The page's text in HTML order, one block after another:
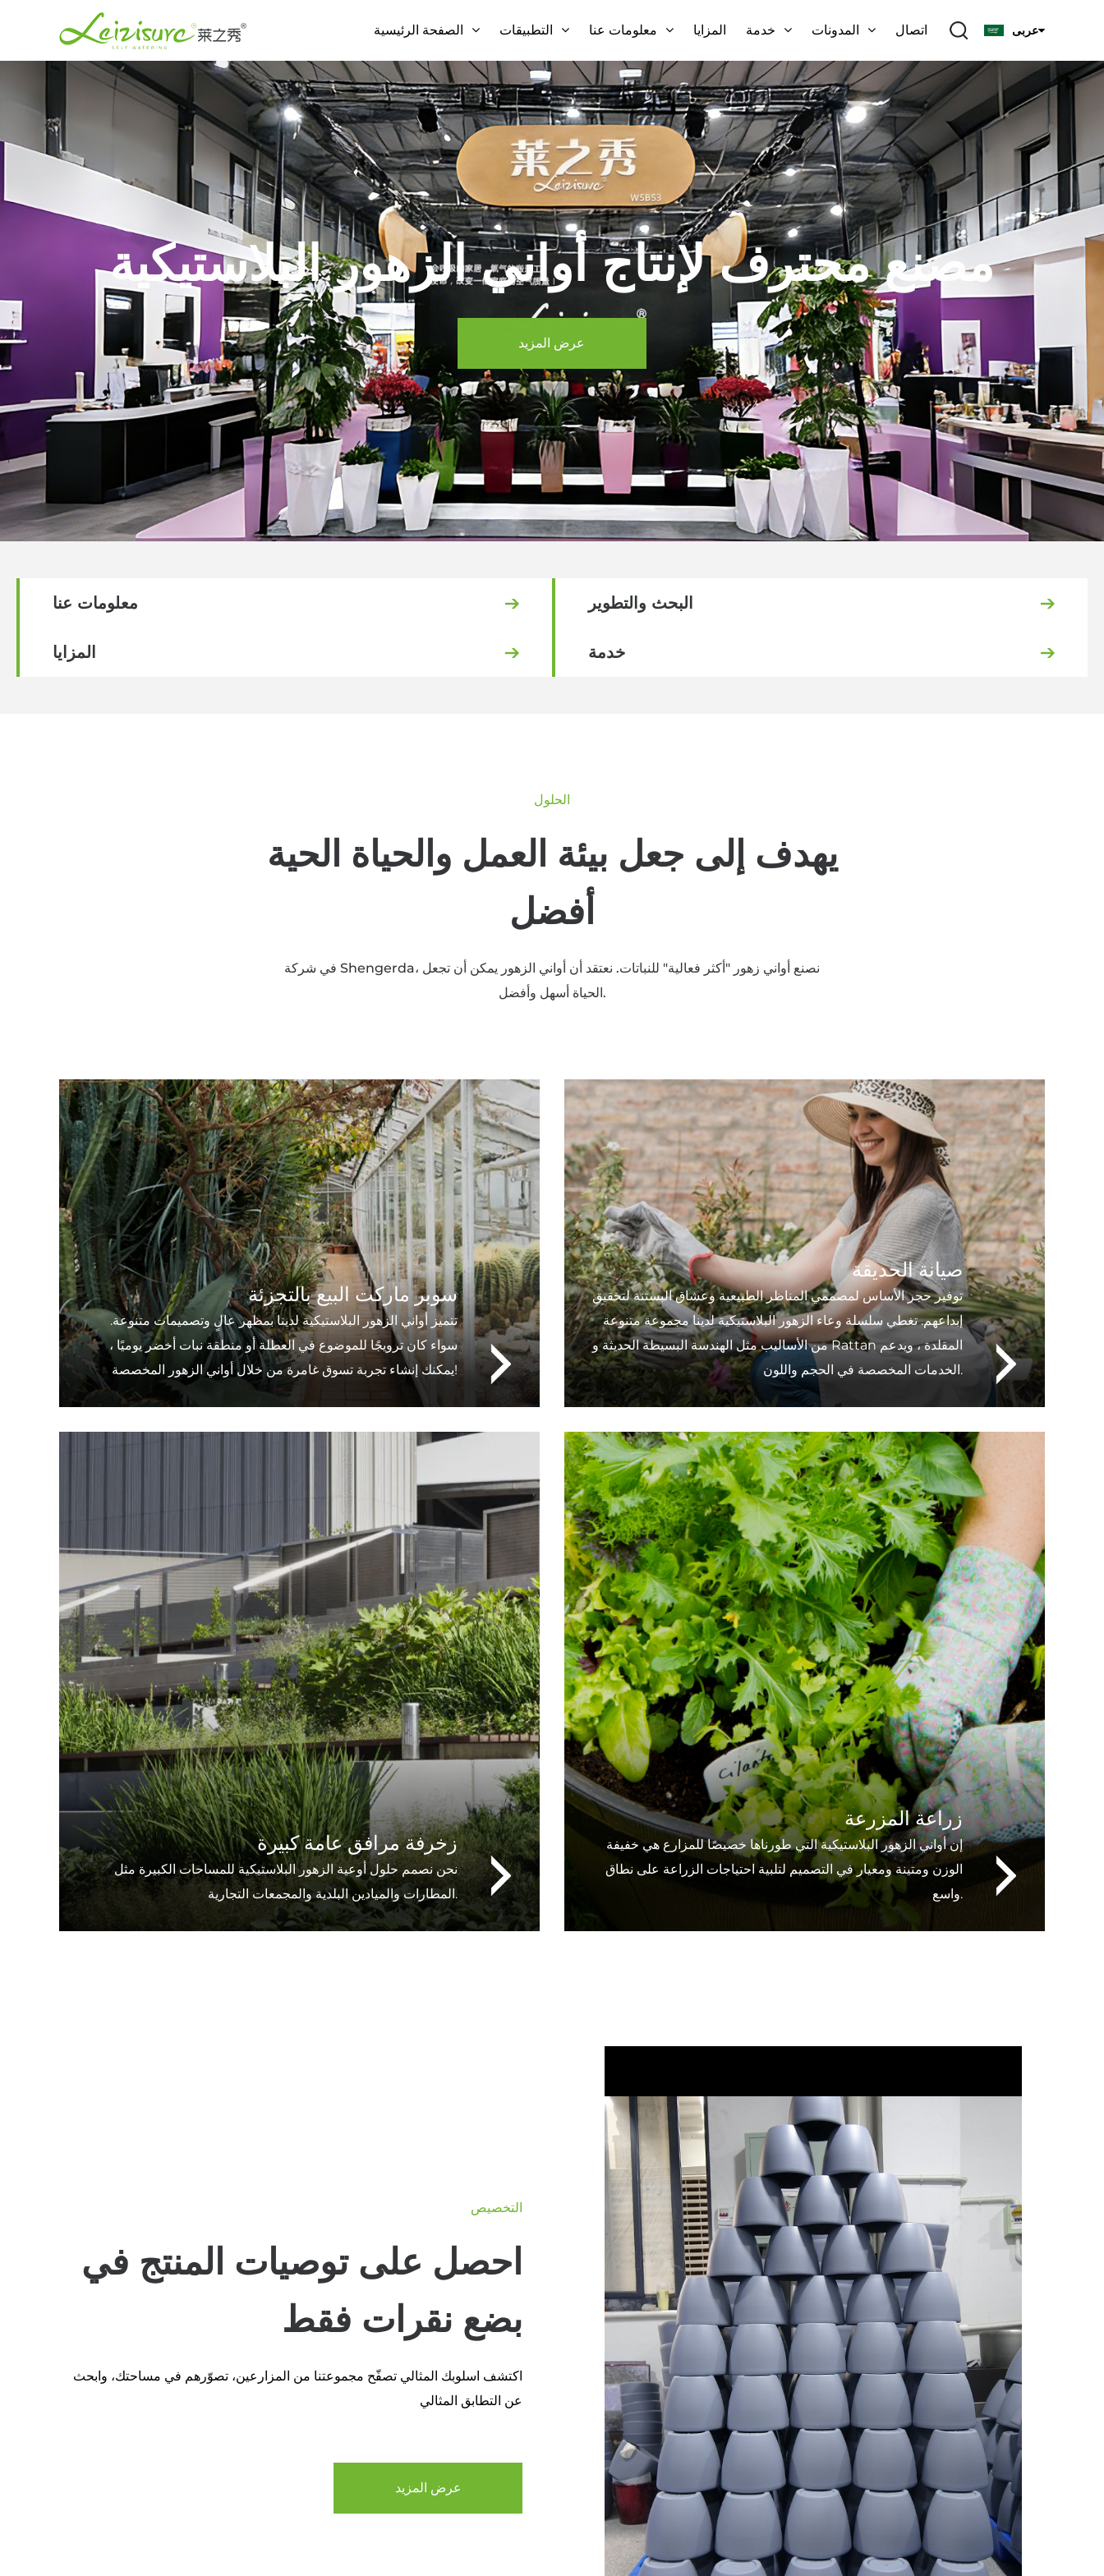
الصفحة الرئيسية التطبيقات معلومات عنا المزايا خدمة المدونات اتصال عربى
مصنع محترف لإنتاج أواني الزهور البلاستيكية
عرض المزيد
معلومات عنا البحث والتطوير
المزايا خدمة
الحلول
يهدف إلى جعل بيئة العمل والحياة الحية
أفضل
في شركة Shengerda، نصنع أواني زهور "أكثر فعالية" للنباتات. نعتقد أن أواني الزهور يمكن أن تجعل
الحياة أسهل وأفضل.
سوبر ماركت البيع بالتجزئة
تتميز أواني الزهور البلاستيكية لدينا بمظهر عالٍ وتصميمات متنوعة.
سواء كان ترويجًا للموضوع في العطلة أو منطقة نبات أخضر يوميًا ،
يمكنك إنشاء تجربة تسوق غامرة من خلال أواني الزهور المخصصة!
صيانة الحديقة
توفير حجر الأساس لمصممي المناظر الطبيعية وعشاق البستنة لتحقيق
إبداعهم. تغطي سلسلة وعاء الزهور البلاستيكية لدينا مجموعة متنوعة
من الأساليب مثل الهندسة البسيطة الحديثة و Rattan المقلدة ، ويدعم
الخدمات المخصصة في الحجم واللون.
زخرفة مرافق عامة كبيرة
نحن نصمم حلول أوعية الزهور البلاستيكية للمساحات الكبيرة مثل
المطارات والميادين البلدية والمجمعات التجارية.
زراعة المزرعة
إن أواني الزهور البلاستيكية التي طورناها خصيصًا للمزارع هي خفيفة
الوزن ومتينة ومعيار في التصميم لتلبية احتياجات الزراعة على نطاق
واسع.
التخصيص
احصل على توصيات المنتج في
بضع نقرات فقط
اكتشف اسلوبك المثالي تصفّح مجموعتنا من المزارعين، تصوّرهم في مساحتك، وابحث
عن التطابق المثالي
عرض المزيد